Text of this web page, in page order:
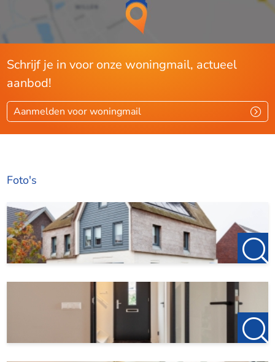
Schrijf je in voor onze woningmail, actueel
aanbod!
Aanmelden voor woningmail
Foto's